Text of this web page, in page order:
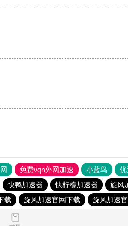
免费vqn外网加速 小蓝鸟
快鸭加速器 快柠檬加速器
旋风
载 旋风加速官网下载 旋风加速